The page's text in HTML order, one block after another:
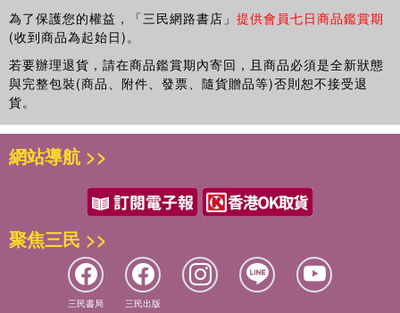
為了保護您的權益，「三民網路書店」 提供會員七日商品鑑賞期
(收到商品為起始日)。
若要辦理退貨，請在商品鑑賞期內寄回，且商品必須是全新狀態
與完整包裝(商品、附件、發票、隨貨贈品等)否則恕不接受退
貨。
網站導航 >>
聚焦三民 >>
三民書局 三民出版